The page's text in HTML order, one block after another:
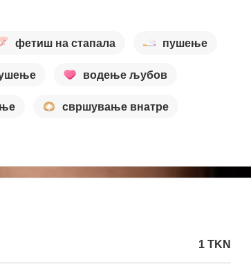
фетиш на стапала пушење
водење љубов
свршување внатре
1 TKN